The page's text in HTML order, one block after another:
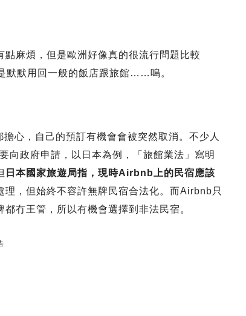
麻煩，但是歐洲好像真的很流行問題比較
默默用回一般的飯店跟旅館……嗚。
心，自己的預訂有機會會被突然取消。不少人
向政府申請，以日本為例，「旅館業法」寫明
日本國家旅遊局指，現時Airbnb上的民宿應該
理，但始終不容許無牌民宿合法化。而Airbnb只
冇王管，所以有機會選擇到非法民宿。